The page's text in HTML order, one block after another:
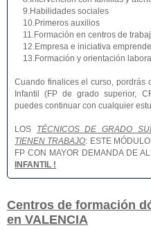
9.Habilidades sociales
10.Primeros auxilios
11.Formación en centros de
12.Empresa e iniciativa
13.Formación y orientación
Cuando finalices el curso, pordrás
Infantil (FP de grado superior,
puedes continuar con cualquier
LOS TÉCNICOS DE GRADO
TIENEN TRABAJO: ESTE
FP CON MAYOR DEMANDA DE
INFANTIL !
Centros de formación
en VALENCIA